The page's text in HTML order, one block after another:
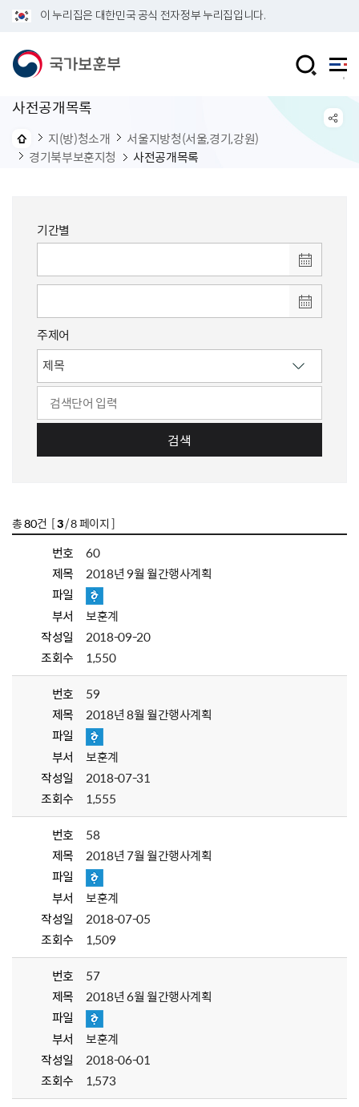
이 누리집은 대한민국 공식 전자정부 누리집입니다.
사전공개목록
지(방)청소개
서울지방청(서울,경기,강원)
경기북부보훈지청
사전공개목록
기간별
주제어
검색
총80건 [3/ 8 페이지 ]
번호
60
제목
2018년 9월 월간행사계획
파일
부서
보훈계
작성일
2018-09-20
조회수
1,550
번호
59
제목
2018년 8월 월간행사계획
파일
부서
보훈계
작성일
2018-07-31
조회수
1,555
번호
58
제목
2018년 7월 월간행사계획
파일
부서
보훈계
작성일
2018-07-05
조회수
1,509
번호
57
제목
2018년 6월 월간행사계획
파일
부서
보훈계
작성일
2018-06-01
조회수
1,573